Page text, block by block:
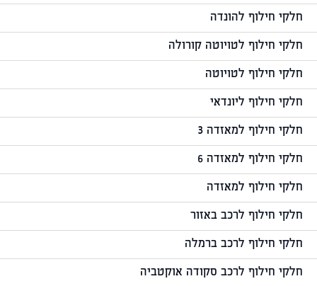
חלקי חילוף להונדה
חלקי חילוף לטויוטה קורולה
חלקי חילוף לטויוטה
חלקי חילוף ליונדאי
חלקי חילוף למאזדה 3
חלקי חילוף למאזדה 6
חלקי חילוף למאזדה
חלקי חילוף לרכב באזור
חלקי חילוף לרכב ברמלה
חלקי חילוף לרכב סקודה אוקטביה